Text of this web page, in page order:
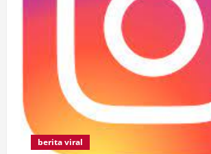
berita viral